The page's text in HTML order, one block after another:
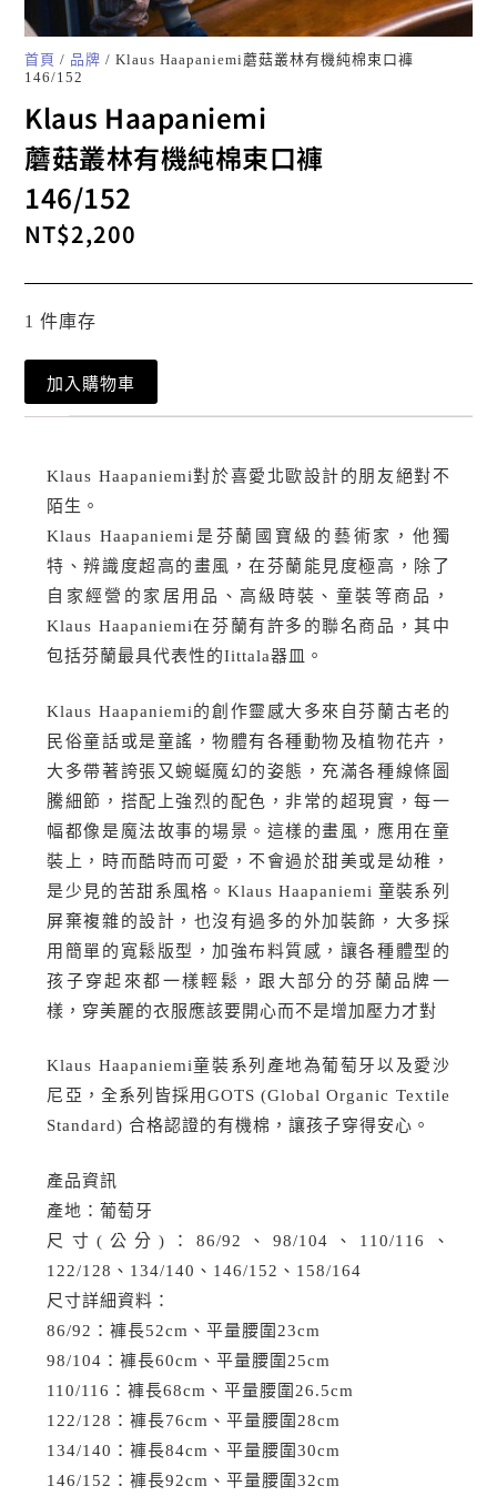
首頁 / 品牌 / Klaus Haapaniemi蘑菇叢林有機純棉束口褲
146/152
Klaus Haapaniemi
蘑菇叢林有機純棉束口褲
146/152
NT$2,200
1 件庫存
加入購物車
Klaus Haapaniemi對於喜愛北歐設計的朋友絕對不
陌生。
Klaus Haapaniemi是芬蘭國寶級的藝術家，他獨
特、辨識度超高的畫風，在芬蘭能見度極高，除了
自家經營的家居用品、高級時裝、童裝等商品，
Klaus Haapaniemi在芬蘭有許多的聯名商品，其中
包括芬蘭最具代表性的Iittala器皿。
Klaus Haapaniemi的創作靈感大多來自芬蘭古老的
民俗童話或是童謠，物體有各種動物及植物花卉，
大多帶著誇張又蜿蜒魔幻的姿態，充滿各種線條圖
騰細節，搭配上強烈的配色，非常的超現實，每一
幅都像是魔法故事的場景。這樣的畫風，應用在童
裝上，時而酷時而可愛，不會過於甜美或是幼稚，
是少見的苦甜系風格。Klaus Haapaniemi 童裝系列
屏棄複雜的設計，也沒有過多的外加裝飾，大多採
用簡單的寬鬆版型，加強布料質感，讓各種體型的
孩子穿起來都一樣輕鬆，跟大部分的芬蘭品牌一
樣，穿美麗的衣服應該要開心而不是增加壓力才對
Klaus Haapaniemi童裝系列產地為葡萄牙以及愛沙
尼亞，全系列皆採用GOTS (Global Organic Textile
Standard) 合格認證的有機棉，讓孩子穿得安心。
產品資訊
產地：葡萄牙
尺寸(公分)：86/92、98/104、110/116、
122/128、134/140、146/152、158/164
尺寸詳細資料：
86/92：褲長52cm、平量腰圍23cm
98/104：褲長60cm、平量腰圍25cm
110/116：褲長68cm、平量腰圍26.5cm
122/128：褲長76cm、平量腰圍28cm
134/140：褲長84cm、平量腰圍30cm
146/152：褲長92cm、平量腰圍32cm